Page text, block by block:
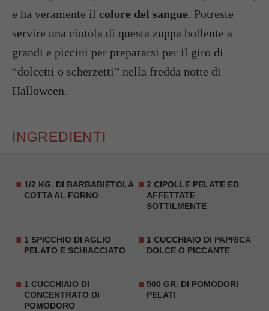
e ha veramente il colore del sangue. Potreste
servire una ciotola di questa zuppa bollente a
grandi e piccini per prepararsi per il giro di
“dolcetti o scherzetti” nella fredda notte di
Halloween.
INGREDIENTI
1/2 KG. DI BARBABIETOLA
COTTA AL FORNO
2 CIPOLLE PELATE ED
AFFETTATE
SOTTILMENTE
1 SPICCHIO DI AGLIO
PELATO E SCHIACCIATO
1 CUCCHIAIO DI PAPRICA
DOLCE O PICCANTE
1 CUCCHIAIO DI
CONCENTRATO DI
POMODORO
500 GR. DI POMODORI
PELATI